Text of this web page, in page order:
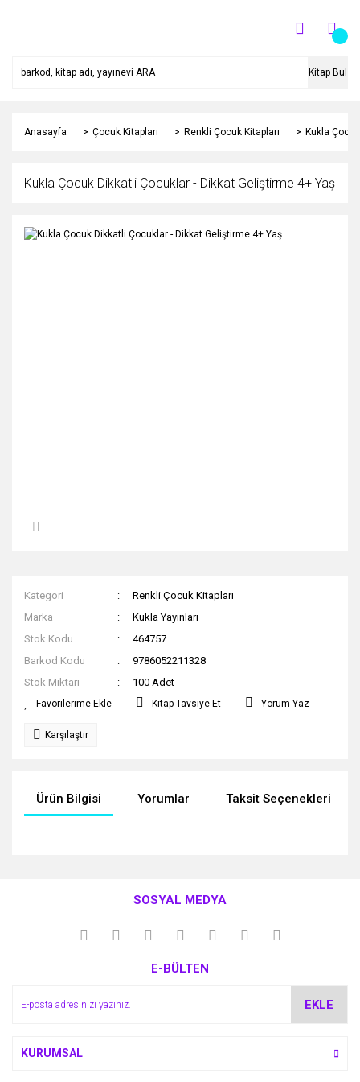
Kitap Bul
Anasayfa Çocuk Kitapları Renkli Çocuk Kitapları Kukla
Kukla Çocuk Dikkatli Çocuklar - Dikkat Geliştirme 4+ Yaş
Kategori
Renkli Çocuk Kitapları
Marka
Kukla Yayınları
Stok Kodu
464757
Barkod Kodu
9786052211328
Stok Miktarı
100 Adet
Kitap Tavsiye Et Yorum Yaz
Karşılaştır
Ürün Bilgisi Yorumlar Taksit Seçenekleri
kullanarak tarafımıza iletebilirsiniz.
Görüş ve önerileriniz için teşekkür ederiz.
Ürün açıklamasında eksik bilgiler bulunuyor.
SOSYAL MEDYA
E-BÜLTEN
EKLE
KURUMSAL